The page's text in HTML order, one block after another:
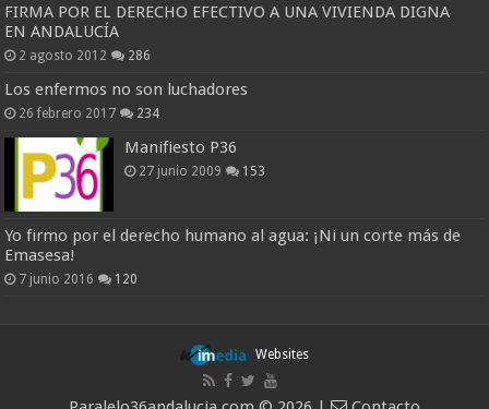
FIRMA POR EL DERECHO EFECTIVO A UNA VIVIENDA DIGNA
EN ANDALUCÍA
2 agosto 2012 286
Los enfermos no son luchadores
26 febrero 2017 234
Manifiesto P36
27 junio 2009 153
Yo firmo por el derecho humano al agua: ¡Ni un corte más de
Emasesa!
7 junio 2016 120
Websites